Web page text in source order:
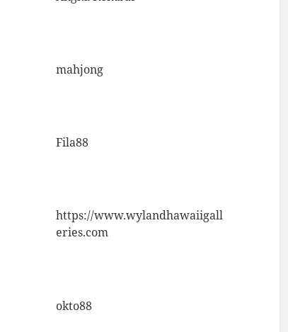
mahjong
Fila88
https://www.wylandhawaiigall
eries.com
okto88